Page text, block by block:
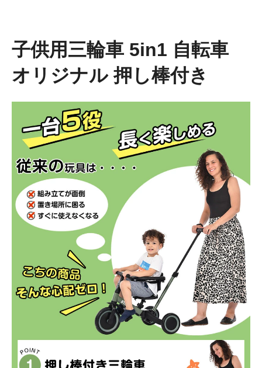
子供用三輪車 5in1 自転車
オリジナル 押し棒付き